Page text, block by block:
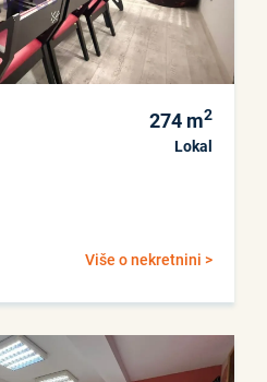
274 m2
Lokal
Više o nekretnini >